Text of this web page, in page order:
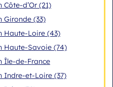
d’Or (21)
Gironde (33)
Haute-Loire (43)
Haute-Savoie (74)
Île-de-France
Indre-et-Loire (37)